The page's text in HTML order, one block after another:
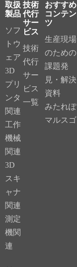
取扱
製品
ソフ
トウ
ェア
3D
プリ
ンタ
関連
工作
機械
関連
3D
スキ
ャナ
関連
測定
機関
連
技術
代行
サー
ビス
技術
代行
サー
ビス
一覧
おすすめ
コンテン
ツ
生産現場
のための
課題発
見・解決
資料
みたれぽ
マルスゴ